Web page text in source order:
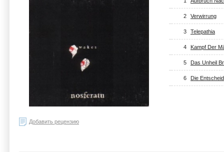
2 Verwirrung
3 Telepathia
4 Kampf Der
5 Das Unheil
6 Die
Добавить рецензию